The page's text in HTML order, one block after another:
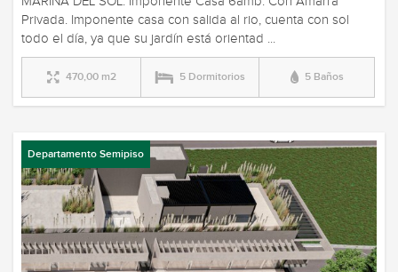
Privada. Imponente casa con salida al rio, cuenta con sol
todo el día, ya que su jardín está orientad ...
470,00 m2 5 Dormitorios 5 Baños
Departamento Semipiso